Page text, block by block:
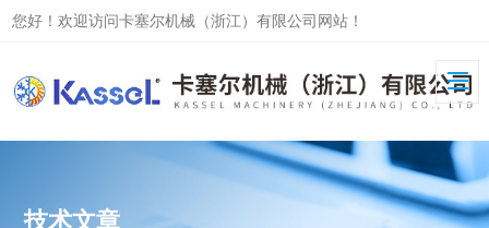
您好！欢迎访问卡塞尔机械（浙江）有限公司网站！
技术文章